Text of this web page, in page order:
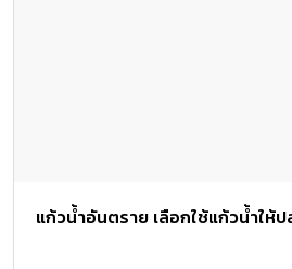
แก้วน้ำอันตราย เลือกใช้แก้วน้ำให้